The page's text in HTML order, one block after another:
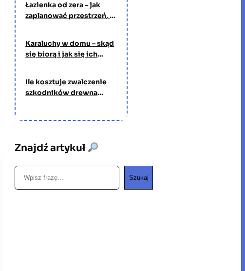
Łazienka od zera – jak
zaplanować przestrzeń, w
Karaluchy w domu – skąd
się biorą i jak się ich
Ile kosztuje zwalczenie
szkodników drewna
Znajdź artykuł
S
Szukaj